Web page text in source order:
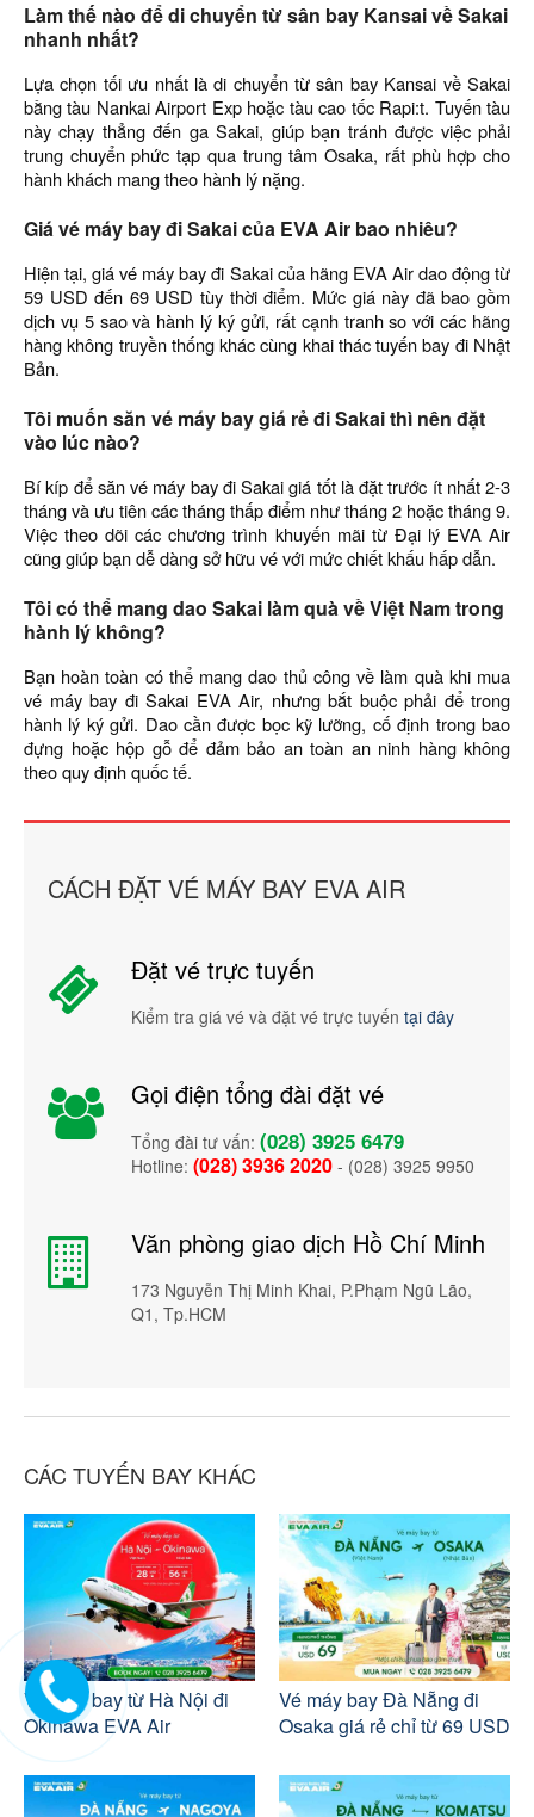
Làm thế nào để di chuyển từ sân bay Kansai về Sakai
nhanh nhất?
Lựa chọn tối ưu nhất là di chuyển từ sân bay Kansai về Sakai
bằng tàu Nankai Airport Exp hoặc tàu cao tốc Rapi:t. Tuyến tàu
này chạy thẳng đến ga Sakai, giúp bạn tránh được việc phải
trung chuyển phức tạp qua trung tâm Osaka, rất phù hợp cho
hành khách mang theo hành lý nặng.
Giá vé máy bay đi Sakai của EVA Air bao nhiêu?
Hiện tại, giá vé máy bay đi Sakai của hãng EVA Air dao động từ
59 USD đến 69 USD tùy thời điểm. Mức giá này đã bao gồm
dịch vụ 5 sao và hành lý ký gửi, rất cạnh tranh so với các hãng
hàng không truyền thống khác cùng khai thác tuyến bay đi Nhật
Bản.
Tôi muốn săn vé máy bay giá rẻ đi Sakai thì nên đặt
vào lúc nào?
Bí kíp để săn vé máy bay đi Sakai giá tốt là đặt trước ít nhất 2-3
tháng và ưu tiên các tháng thấp điểm như tháng 2 hoặc tháng 9.
Việc theo dõi các chương trình khuyến mãi từ Đại lý EVA Air
cũng giúp bạn dễ dàng sở hữu vé với mức chiết khấu hấp dẫn.
Tôi có thể mang dao Sakai làm quà về Việt Nam trong
hành lý không?
Bạn hoàn toàn có thể mang dao thủ công về làm quà khi mua
vé máy bay đi Sakai EVA Air, nhưng bắt buộc phải để trong
hành lý ký gửi. Dao cần được bọc kỹ lưỡng, cố định trong bao
đựng hoặc hộp gỗ để đảm bảo an toàn an ninh hàng không
theo quy định quốc tế.
CÁCH ĐẶT VÉ MÁY BAY EVA AIR
Đặt vé trực tuyến
Kiểm tra giá vé và đặt vé trực tuyến tại đây
Gọi điện tổng đài đặt vé
Tổng đài tư vấn: (028) 3925 6479
Hotline: (028) 3936 2020 - (028) 3925 9950
Văn phòng giao dịch Hồ Chí Minh
173 Nguyễn Thị Minh Khai, P.Phạm Ngũ Lão,
Q1, Tp.HCM
CÁC TUYẾN BAY KHÁC
Vé máy bay từ Hà Nội đi
Okinawa EVA Air
Vé máy bay Đà Nẵng đi
Osaka giá rẻ chỉ từ 69 USD